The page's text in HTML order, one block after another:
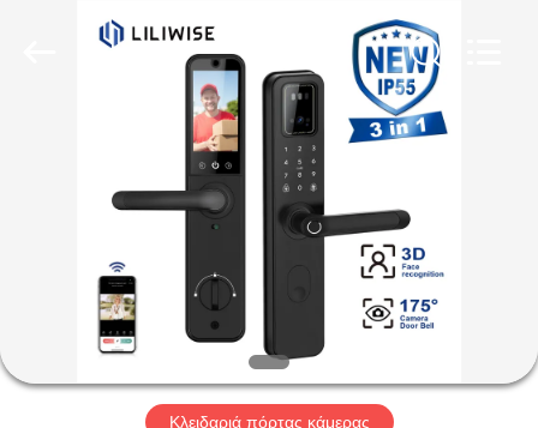
ΠΡΟΪΌΝΤΑ
ΠΕΡΊΠΟΥ
ΕΜΕΊΣ
ΓΎΡΟΣ
Κλειδαριά πόρτας κάμερας